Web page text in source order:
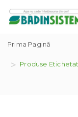
Prima Pagină
Produse